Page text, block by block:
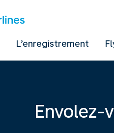
L’enregistrement
Envolez-